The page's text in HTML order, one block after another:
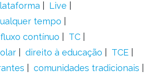
Live
tempo
contínuo
TC
direito à educação
TCE
comunidades tradicionais